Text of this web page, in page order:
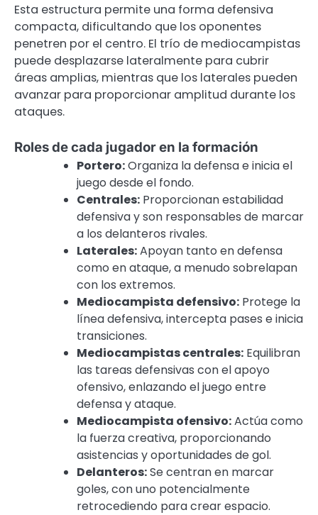
Esta estructura permite una forma defensiva
compacta, dificultando que los oponentes
penetren por el centro. El trío de mediocampistas
puede desplazarse lateralmente para cubrir
áreas amplias, mientras que los laterales pueden
avanzar para proporcionar amplitud durante los
ataques.
Roles de cada jugador en la formación
Portero:Organiza la defensa e inicia el
juego desde el fondo.
Centrales: Proporcionan estabilidad
defensiva y son responsables de marcar
a los delanteros rivales.
Laterales:Apoyan tanto en defensa
como en ataque, a menudo sobrelapan
con los extremos.
Mediocampista defensivo: Protege la
línea defensiva, intercepta pases e inicia
transiciones.
Mediocampistas centrales: Equilibran
las tareas defensivas con el apoyo
ofensivo, enlazando el juego entre
defensa y ataque.
Mediocampista ofensivo:Actúa como
la fuerza creativa, proporcionando
asistencias y oportunidades de gol.
Delanteros:Se centran en marcar
goles, con uno potencialmente
retrocediendo para crear espacio.